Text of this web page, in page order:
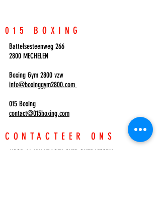
015 BOXING
Battelsesteenweg 266
2800 MECHELEN
Boxing Gym 2800 vzw
info@boxinggym2800.com
015 Boxing
contact@015boxing.com
CONTACTEER ONS
VOOR AL UW VRAGEN OVER ONZE LESSEN!